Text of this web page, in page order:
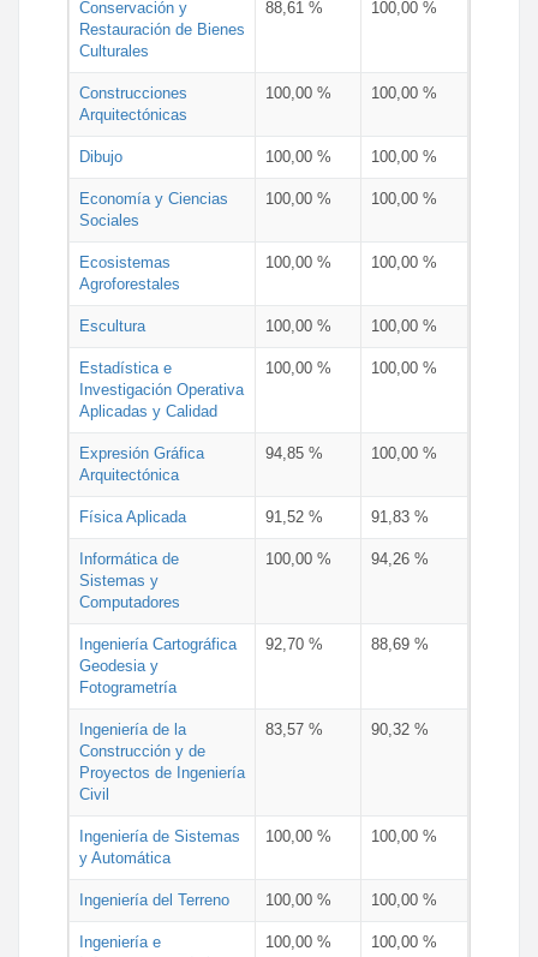
Conservación y
Restauración de Bienes
Culturales
88,61 % 100,00 %
Construcciones
Arquitectónicas
100,00 % 100,00 %
Dibujo 100,00 % 100,00 %
Economía y Ciencias
Sociales
100,00 % 100,00 %
Ecosistemas
Agroforestales
100,00 % 100,00 %
Escultura 100,00 % 100,00 %
Estadística e
Investigación Operativa
Aplicadas y Calidad
100,00 % 100,00 %
Expresión Gráfica
Arquitectónica
94,85 % 100,00 %
Física Aplicada 91,52 % 91,83 %
Informática de
Sistemas y
Computadores
100,00 % 94,26 %
Ingeniería Cartográfica
Geodesia y
Fotogrametría
92,70 % 88,69 %
Ingeniería de la
Construcción y de
Proyectos de Ingeniería
Civil
83,57 % 90,32 %
Ingeniería de Sistemas
y Automática
100,00 % 100,00 %
Ingeniería del Terreno 100,00 % 100,00 %
Ingeniería e
100,00 % 100,00 %